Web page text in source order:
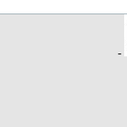
-